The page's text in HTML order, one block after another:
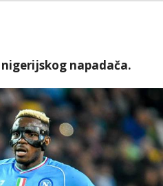
napadača.